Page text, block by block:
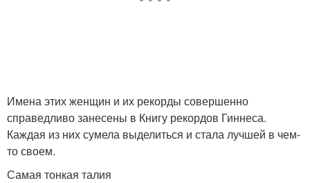
Имена этих женщин и их рекорды совершенно
справедливо занесены в Книгу рекордов Гиннеса.
Каждая из них сумела выделиться и стала лучшей в чем-
то своем.
Самая тонкая талия